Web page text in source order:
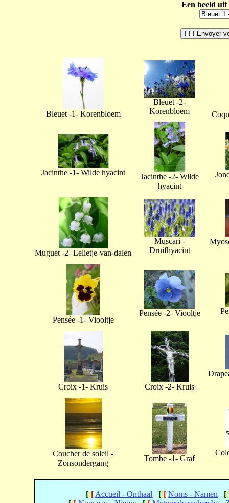
Een beeld
Bleuet -1- Korenbloem
Bleuet -2-
Korenbloem
Jacinthe -1- Wilde hyacint
Jacinthe -2- Wilde
hyacint
Muguet -2- Lelietje-van-dalen
Muscari -
Druifhyacint
Pensée -1- Viooltje
Pensée -2- Viooltje
Croix -1- Kruis Croix -2- Kruis
Coucher de soleil -
Zonsondergang
Tombe -1- Graf
[[[ Accueil - Onthaal [[[ Noms - Namen [[